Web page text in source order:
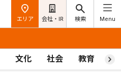
エリア 会社・IR 検索 Menu
文化 社会 教育 ス